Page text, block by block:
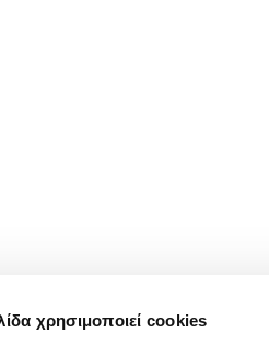
χρησιμοποιεί cookies